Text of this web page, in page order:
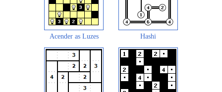
Acender as Luzes Hashi